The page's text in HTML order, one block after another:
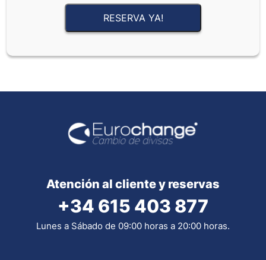
RESERVA YA!
Atención al cliente y reservas
+34 615 403 877
Lunes a Sábado de 09:00 horas a 20:00 horas.